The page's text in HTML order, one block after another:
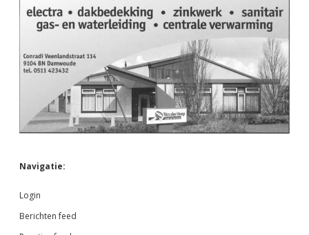
Navigatie:
Login
Berichten feed